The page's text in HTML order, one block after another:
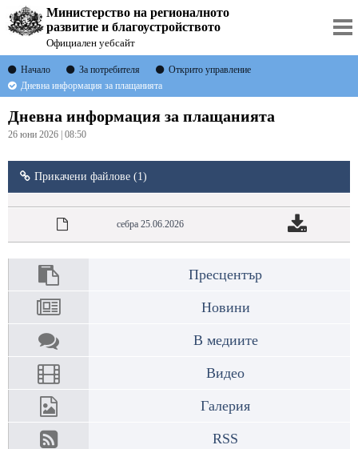
Министерство на регионалното
развитие и благоустройството
Официален уебсайт
Начало За потребителя
Открито управление
Дневна информация за плащанията
Дневна информация за плащанията
26 юни 2026 | 08:50
Прикачени файлове (1)
себра 25.06.2026
Пресцентър
Новини
В медиите
Видео
Галерия
RSS